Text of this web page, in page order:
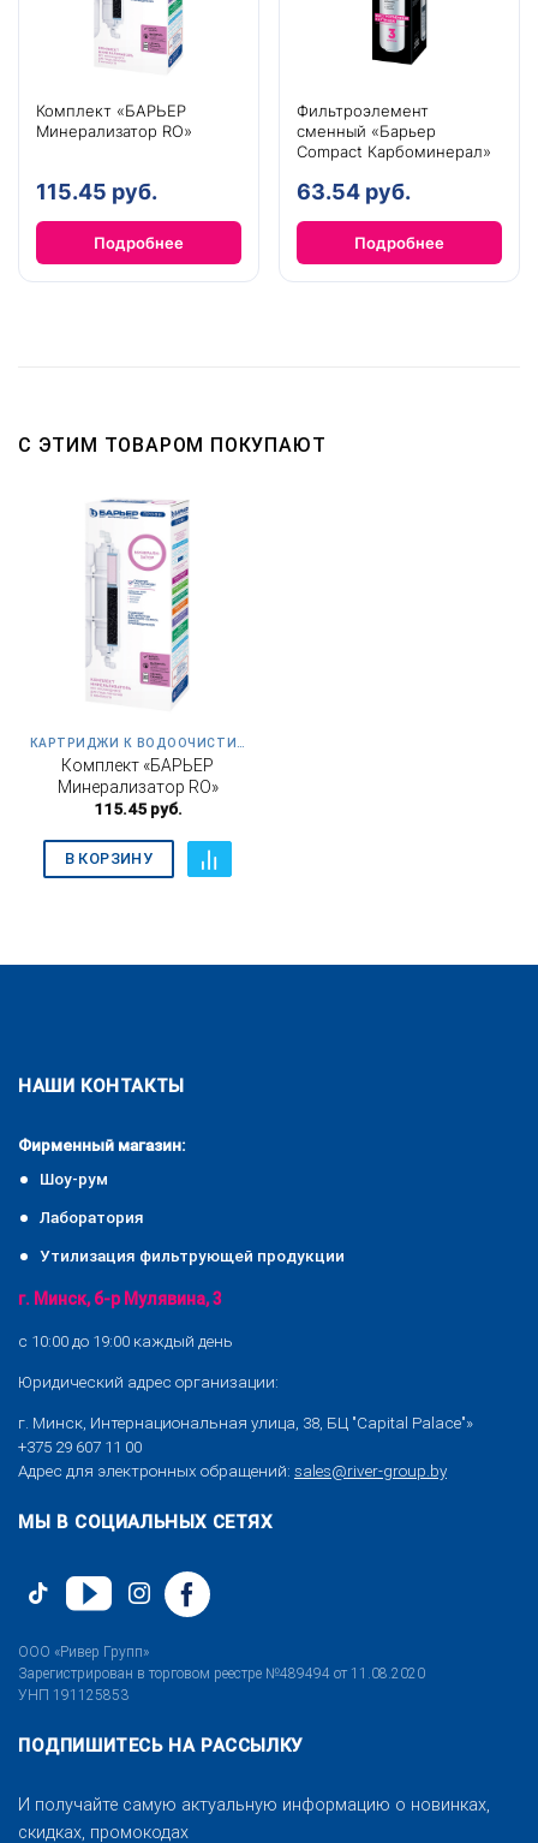
Комплект «БАРЬЕР
Минерализатор RO»
115.45 руб.
Подробнее
Фильтроэлемент
сменный «Барьер
Compact Карбоминерал»
63.54 руб.
Подробнее
С ЭТИМ ТОВАРОМ ПОКУПАЮТ
КАРТРИДЖИ К ВОДООЧИСТИТЕЛЮ WATERFORT ОСМО
Комплект «БАРЬЕР
Минерализатор RO»
115.45руб.
В КОРЗИНУ
НАШИ КОНТАКТЫ
Фирменный магазин:
Шоу-рум
Лаборатория
Утилизация фильтрующей продукции
г. Минск, б-р Мулявина, 3
с 10:00 до 19:00 каждый день
Юридический адрес организации:
г. Минск, Интернациональная улица, 38, БЦ "Capital Palace"»
+375 29 607 11 00
Адрес для электронных обращений: sales@river-group.by
МЫ В СОЦИАЛЬНЫХ СЕТЯХ
ООО «Ривер Групп»
Зарегистрирован в торговом реестре №489494 от 11.08.2020
УНП 191125853
ПОДПИШИТЕСЬ НА РАССЫЛКУ
И получайте самую актуальную информацию о новинках,
скидках, промокодах